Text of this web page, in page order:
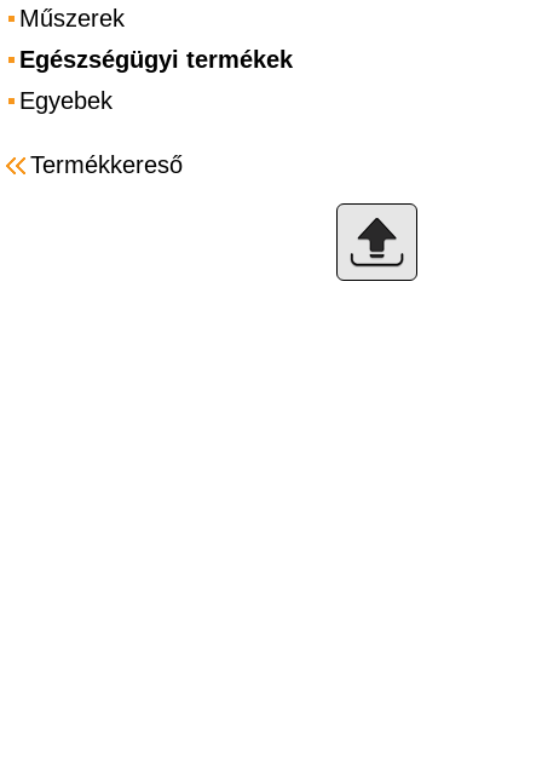
Műszerek
Egészségügyi termékek
Egyebek
Termékkereső